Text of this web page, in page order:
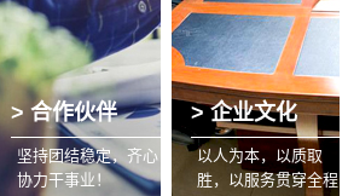
> 合作伙伴
坚持团结稳定，齐心
协力干事业！
> 企业文化
以人为本，以质取
胜，以服务贯穿全程